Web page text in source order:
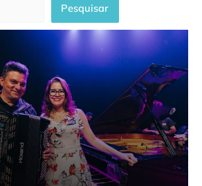
Pesquisar
& Gonzaga” celebra o
dois pioneiros da